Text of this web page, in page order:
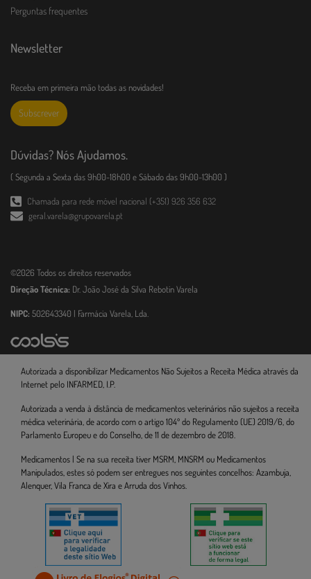
Perguntas frequentes
Newsletter
Receba em primeira mão todas as novidades!
Subscrever
Dúvidas? Nós Ajudamos.
( Segunda a Sexta das 9h00-18h00 e Sábado das 9h00-13h00 )
Chamada para rede móvel nacional (+351) 926 356 632
geral.varela@grupovarela.pt
©2026 Todos os direitos reservados
Direção Técnica: Dr. João José da Silva Rebotin Varela
NIPC: 502643340 | Farmácia Varela, Lda.
Autorizada a disponibilizar Medicamentos Não Sujeitos a Receita Médica através da
Internet pelo INFARMED, I.P.
Autorizada a venda à distância de medicamentos veterinários não sujeitos a receita
médica veterinária, de acordo com o artigo 104º do Regulamento (UE) 2019/6, do
Parlamento Europeu e do Conselho, de 11 de dezembro de 2018.
Medicamentos | Se na sua receita tiver MSRM, MNSRM ou Medicamentos
Manipulados, estes só podem ser entregues nos seguintes concelhos: Azambuja,
Alenquer, Vila Franca de Xira e Arruda dos Vinhos.